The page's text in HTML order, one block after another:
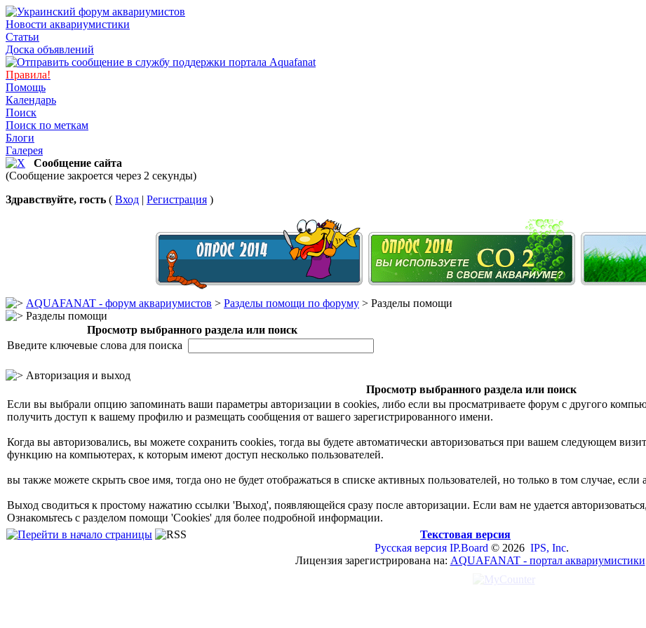
Новости аквариумистики
Статьи
Доска объявлений
Правила!
Помощь
Календарь
Поиск
Поиск по меткам
Блоги
Галерея
Сообщение сайта
(Сообщение закроется через 2 секунды)
Здравствуйте, гость ( Вход | Регистрация )
AQUAFANAT - форум аквариумистов > Разделы помощи по форуму > Разделы помощи
Разделы помощи
Просмотр выбранного раздела или поиск
Введите ключевые слова для поиска
Авторизация и выход
Просмотр выбранного раздела или поиск
Если вы выбрали опцию запоминать ваши параметры авторизации в cookies, либо если вы просматриваете форум с другого
получить доступ к вашему профилю и размещать сообщения от вашего зарегистрированного имени.
Когда вы авторизовались, вы можете сохранить cookies, тогда вы будете автоматически авторизоваться при вашем следующем
функцию на компьютерах, к которым имеют доступ несколько пользователей.
вы также можете скрыть свое имя, тогда оно не будет отображаться в списке активных пользователей, но только в том случае,
Выход сводиться к простому нажатию ссылки 'Выход', появляющейся сразу после авторизации. Если вам не удается
Ознакомьтесь с разделом помощи 'Cookies' для более подробной информации.
Текстовая версия
Русская версия IP.Board © 2026 IPS, Inc.
Лицензия зарегистрирована на: AQUAFANAT - портал аквариумистики